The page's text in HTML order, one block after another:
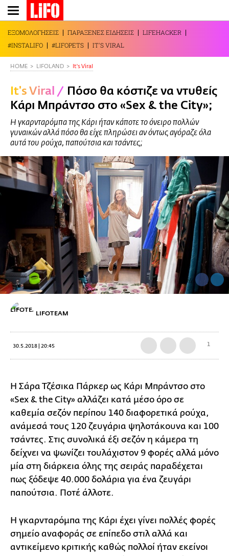
Παράκαμψη
προς
το
κυρίως
περιεχόμενο
ΕΞΟΜΟΛΟΓΗΣΕΙΣ ΠΑΡΑΞΕΝΕΣ ΕΙΔΗΣΕΙΣ
LIFEHACKER
#INSTALIFO
#LIFOPETS IT'S VIRAL
HOME LIFOLAND It's Viral
It's Viral / Πόσο θα κόστιζε να ντυθείς
Κάρι Μπράντσο στο «Sex & the City»;
Η γκαρνταρόμπα της Κάρι ήταν κάποτε το όνειρο πολλών
γυναικών αλλά πόσο θα είχε πληρώσει αν όντως αγόραζε όλα
αυτά του ρούχα, παπούτσια και τσάντες;
LIFOTEAM
30.5.2018 | 20:45 1
Η Σάρα Τζέσικα Πάρκερ ως Κάρι Μπράντσο στο
«Sex & the City» αλλάζει κατά μέσο όρο σε
καθεμία σεζόν περίπου 140 διαφορετικά ρούχα,
ανάμεσά τους 120 ζευγάρια ψηλοτάκουνα και 100
τσάντες. Στις συνολικά έξι σεζόν η κάμερα τη
δείχνει να ψωνίζει τουλάχιστον 9 φορές αλλά μόνο
μία στη διάρκεια όλης της σειράς παραδέχεται
πως ξόδεψε 40.000 δολάρια για ένα ζευγάρι
παπούτσια. Ποτέ άλλοτε.
Η γκαρνταρόμπα της Κάρι έχει γίνει πολλές φορές
σημείο αναφοράς σε επίπεδο στιλ αλλά και
αντικείμενο κριτικής καθώς πολλοί ήταν εκείνοι